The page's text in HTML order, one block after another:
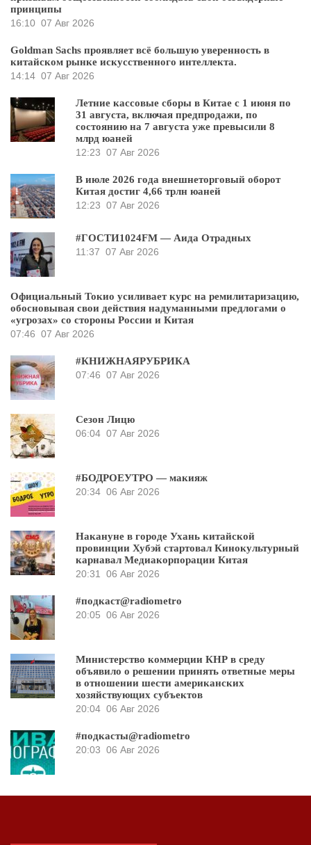
принципы
16:10 07 Авг 2026
Goldman Sachs проявляет всё большую уверенность в
китайском рынке искусственного интеллекта.
14:14 07 Авг 2026
Летние кассовые сборы в Китае с 1 июня по
31 августа, включая предпродажи, по
состоянию на 7 августа уже превысили 8
млрд юаней
12:23 07 Авг 2026
В июле 2026 года внешнеторговый оборот
Китая достиг 4,66 трлн юаней
12:23 07 Авг 2026
#ГОСТИ1024FM — Аида Отрадных
11:37 07 Авг 2026
Официальный Токио усиливает курс на ремилитаризацию,
обосновывая свои действия надуманными предлогами о
«угрозах» со стороны России и Китая
07:46 07 Авг 2026
#КНИЖНАЯРУБРИКА
07:46 07 Авг 2026
Сезон Лицю
06:04 07 Авг 2026
#БОДРОЕУТРО — макияж
20:34 06 Авг 2026
Накануне в городе Ухань китайской
провинции Хубэй стартовал Кинокультурный
карнавал Медиакорпорации Китая
20:31
06 Авг 2026
#подкаст@radiometro
20:05 06 Авг 2026
Министерство коммерции КНР в среду
объявило о решении принять ответные меры
в отношении шести американских
хозяйствующих субъектов
20:04 06 Авг 2026
#подкасты@radiometro
20:03 06 Авг 2026